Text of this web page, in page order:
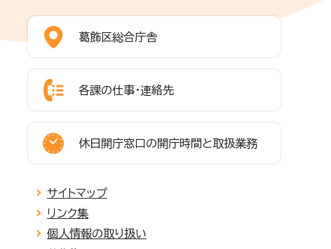
葛飾区総合庁舎
各課の仕事・連絡先
休日開庁窓口の開庁時間と取扱業務
サイトマップ
リンク集
個人情報の取り扱い